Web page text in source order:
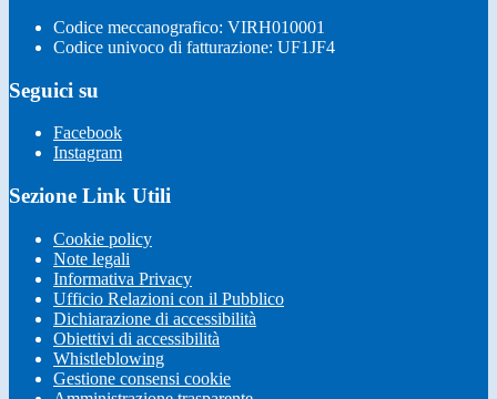
Codice meccanografico: VIRH010001
Codice univoco di fatturazione: UF1JF4
Seguici su
Facebook
Instagram
Sezione Link Utili
Cookie policy
Note legali
Informativa Privacy
Ufficio Relazioni con il Pubblico
Dichiarazione di accessibilità
Obiettivi di accessibilità
Whistleblowing
Gestione consensi cookie